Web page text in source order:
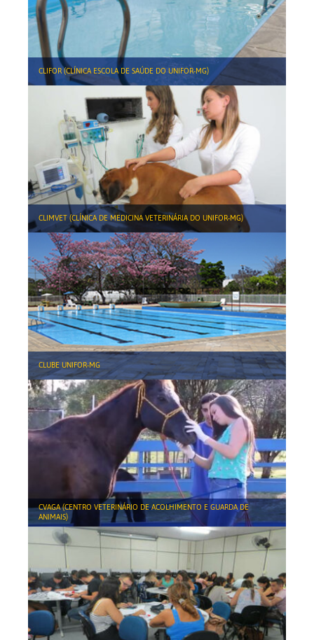
CLIFOR (CLÍNICA ESCOLA DE SAÚDE DO UNIFOR-MG)
CLIMVET (CLÍNICA DE MEDICINA VETERINÁRIA DO UNIFOR-MG)
CLUBE UNIFOR-MG
CVAGA (CENTRO VETERINÁRIO DE ACOLHIMENTO E GUARDA DE
ANIMAIS)